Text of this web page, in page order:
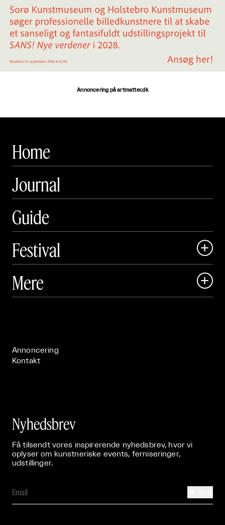
Annoncering på artmatter.dk
Home
Journal
Guide
Festival

 Art Matter Festival
Mere 
Annoncering
Kontakt
Nyhedsbrev
Få tilsendt vores inspirerende nyhedsbrev, hvor vi
oplyser om kunstneriske events, ferniseringer,
udstillinger.